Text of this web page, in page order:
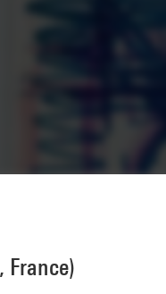
France)